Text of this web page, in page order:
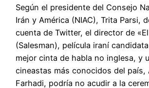
Según el presidente del Consejo
Irán y América (NIAC), Trita Parsi,
cuenta de Twitter, el director de
(Salesman), película iraní
mejor cinta de habla no inglesa, y
cineastas más conocidos del país,
Farhadi, podría no acudir a la